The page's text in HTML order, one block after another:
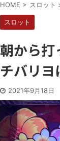
HOME > スロット
スロット
朝から打
チバリ
2021年9月18日